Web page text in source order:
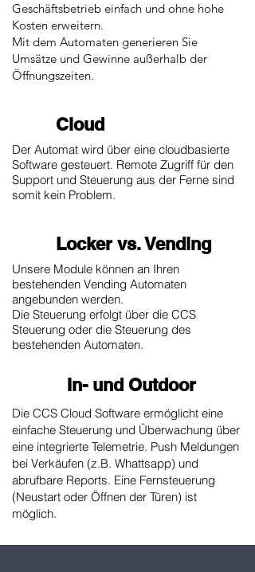
Geschäftsbetrieb einfach und ohne hohe
Kosten erweitern.
Mit dem Automaten generieren Sie
Umsätze und Gewinne außerhalb der
Öffnungszeiten.
Cloud
Der Automat wird über eine cloudbasierte
Software gesteuert. Remote Zugriff für den
Support und Steuerung aus der Ferne sind
somit kein Problem.
Locker vs. Vending
Unsere Module können an Ihren
bestehenden Vending Automaten
angebunden werden.
Die Steuerung erfolgt über die CCS
Steuerung oder die Steuerung des
bestehenden Automaten.
In- und Outdoor
Die CCS Cloud Software ermöglicht eine
einfache Steuerung und Überwachung über
eine integrierte Telemetrie. Push Meldungen
bei Verkäufen (z.B. Whattsapp) und
abrufbare Reports. Eine Fernsteuerung
(Neustart oder Öffnen der Türen) ist
möglich.